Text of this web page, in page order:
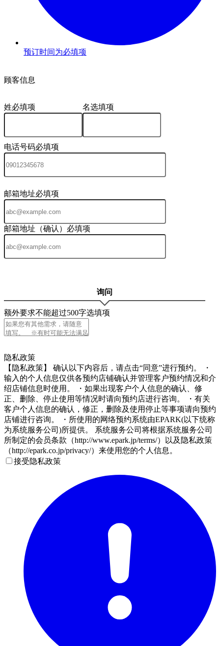
预订时间为必填项
顾客信息
姓必填项 名选填项
电话号码必填项
邮箱地址必填项
邮箱地址（确认） 必填项
询问
额外要求不能超过500字选填项
隐私政策
【隐私政策】 确认以下内容后，请点击“同意”进行预约。 ・
输入的个人信息仅供各预约店铺确认并管理客户预约情况和介
绍店铺信息时使用。 ・如果出现客户个人信息的确认、修
正、删除、停止使用等情况时请向预约店进行咨询。 ・有关
客户个人信息的确认，修正，删除及使用停止等事项请向预约
店铺进行咨询。 ・所使用的网络预约系统由EPARK(以下统称
为系统服务公司)所提供。 系统服务公司将根据系统服务公司
所制定的会员条款（http://www.epark.jp/terms/）以及隐私政策
（http://epark.co.jp/privacy/）来使用您的个人信息。
接受隐私政策